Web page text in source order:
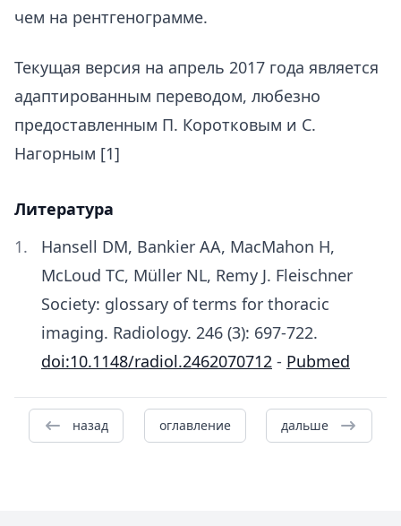
чем на рентгенограмме.
Текущая версия на апрель 2017 года является
адаптированным переводом, любезно
предоставленным П. Коротковым и С.
Нагорным [1]
Литература
Hansell DM, Bankier AA, MacMahon H,
McLoud TC, Müller NL, Remy J. Fleischner
Society: glossary of terms for thoracic
imaging. Radiology. 246 (3): 697-722.
doi:10.1148/radiol.2462070712 - Pubmed
назад оглавление дальше